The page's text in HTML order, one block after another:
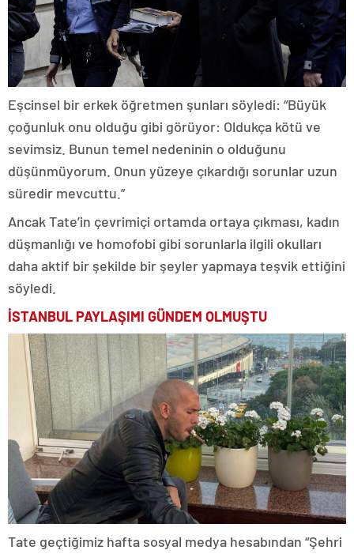
Eşcinsel bir erkek öğretmen şunları söyledi: “Büyük
çoğunluk onu olduğu gibi görüyor: Oldukça kötü ve
sevimsiz. Bunun temel nedeninin o olduğunu
düşünmüyorum. Onun yüzeye çıkardığı sorunlar uzun
süredir mevcuttu.”
Ancak Tate’in çevrimiçi ortamda ortaya çıkması, kadın
düşmanlığı ve homofobi gibi sorunlarla ilgili okulları
daha aktif bir şekilde bir şeyler yapmaya teşvik ettiğini
söyledi.
İSTANBUL PAYLAŞIMI GÜNDEM OLMUŞTU
Tate geçtiğimiz hafta sosyal medya hesabından “Şehri